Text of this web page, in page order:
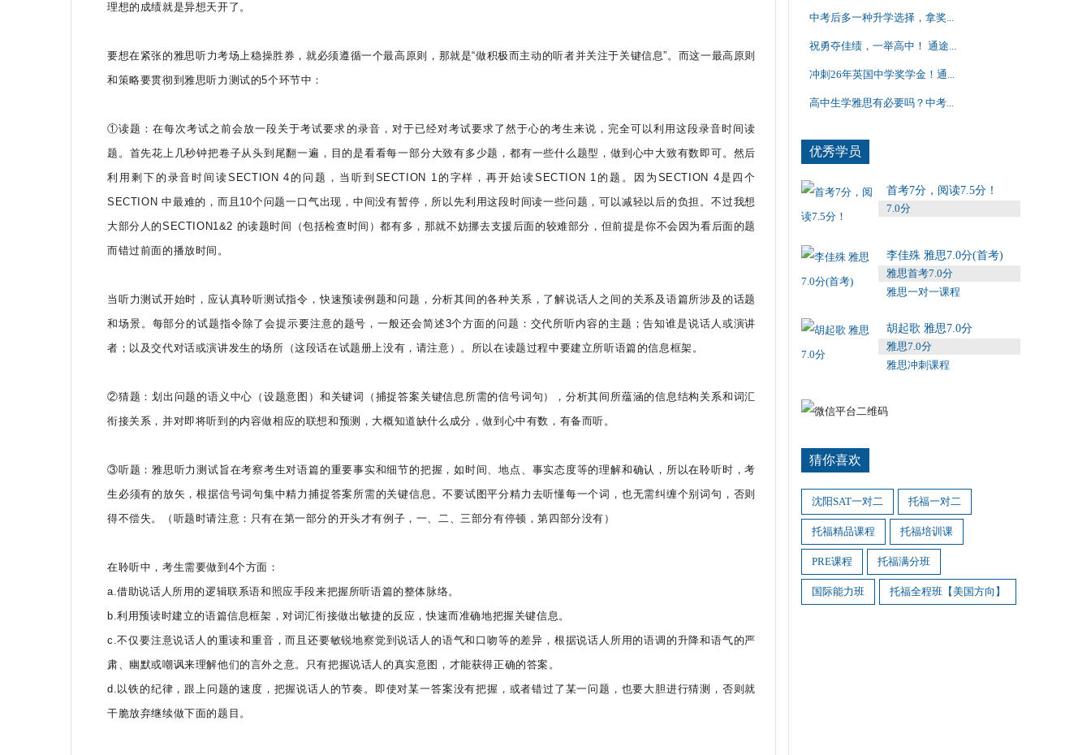
理想的成绩就是异想天开了。
要想在紧张的雅思听力考场上稳操胜券，就必须遵循一个最高原则，那就是“做积极而主动的听者并关注于关键信息”。而这一最高原则
和策略要贯彻到雅思听力测试的5个环节中：
①读题：在每次考试之前会放一段关于考试要求的录音，对于已经对考试要求了然于心的考生来说，完全可以利用这段录音时间读
题。首先花上几秒钟把卷子从头到尾翻一遍，目的是看看每一部分大致有多少题，都有一些什么题型，做到心中大致有数即可。然后
利用剩下的录音时间读SECTION 4的问题，当听到SECTION 1的字样，再开始读SECTION 1的题。因为SECTION 4是四个
SECTION 中最难的，而且10个问题一口气出现，中间没有暂停，所以先利用这段时间读一些问题，可以减轻以后的负担。不过我想
大部分人的SECTION1&2 的读题时间（包括检查时间）都有多，那就不妨挪去支援后面的较难部分，但前提是你不会因为看后面的题
而错过前面的播放时间。
当听力测试开始时，应认真聆听测试指令，快速预读例题和问题，分析其间的各种关系，了解说话人之间的关系及语篇所涉及的话题
和场景。每部分的试题指令除了会提示要注意的题号，一般还会简述3个方面的问题：交代所听内容的主题；告知谁是说话人或演讲
者；以及交代对话或演讲发生的场所（这段话在试题册上没有，请注意）。所以在读题过程中要建立所听语篇的信息框架。
②猜题：划出问题的语义中心（设题意图）和关键词（捕捉答案关键信息所需的信号词句），分析其间所蕴涵的信息结构关系和词汇
衔接关系，并对即将听到的内容做相应的联想和预测，大概知道缺什么成分，做到心中有数，有备而听。
③听题：雅思听力测试旨在考察考生对语篇的重要事实和细节的把握，如时间、地点、事实态度等的理解和确认，所以在聆听时，考
生必须有的放矢，根据信号词句集中精力捕捉答案所需的关键信息。不要试图平分精力去听懂每一个词，也无需纠缠个别词句，否则
得不偿失。（听题时请注意：只有在第一部分的开头才有例子，一、二、三部分有停顿，第四部分没有）
在聆听中，考生需要做到4个方面：
a.借助说话人所用的逻辑联系语和照应手段来把握所听语篇的整体脉络。
b.利用预读时建立的语篇信息框架，对词汇衔接做出敏捷的反应，快速而准确地把握关键信息。
c.不仅要注意说话人的重读和重音，而且还要敏锐地察觉到说话人的语气和口吻等的差异，根据说话人所用的语调的升降和语气的严
肃、幽默或嘲讽来理解他们的言外之意。只有把握说话人的真实意图，才能获得正确的答案。
d.以铁的纪律，跟上问题的速度，把握说话人的节奏。即使对某一答案没有把握，或者错过了某一问题，也要大胆进行猜测，否则就
干脆放弃继续做下面的题目。
中考后多一种升学选择，拿奖...
祝勇夺佳绩，一举高中！ 通途...
冲刺26年英国中学奖学金！通...
高中生学雅思有必要吗？中考...
优秀学员
首考7分，阅读7.5分！
7.0分
李佳殊 雅思7.0分(首考)
雅思首考7.0分
雅思一对一课程
胡起歌 雅思7.0分
雅思7.0分
雅思冲刺课程
猜你喜欢
沈阳SAT一对二 托福一对二
托福精品课程 托福培训课
PRE课程 托福满分班
国际能力班 托福全程班【美国方向】